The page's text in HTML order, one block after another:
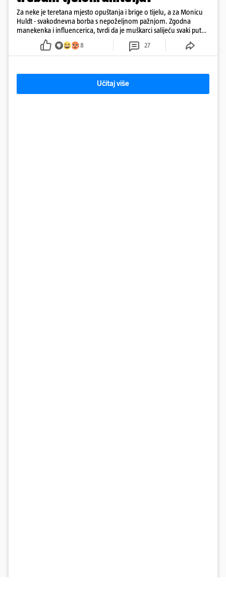
Za neke je teretana mjesto opuštanja i brige o tijelu, a za Monicu
Huldt - svakodnevna borba s nepoželjnom pažnjom. Zgodna
manekenka i influencerica, tvrdi da je muškarci salijeću svaki put
kad dođe na trening
8 27
Učitaj više